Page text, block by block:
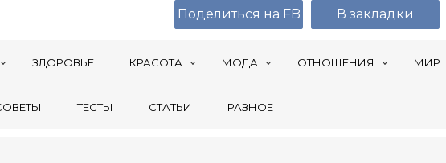
ЗДОРОВЬЕ КРАСОТА МОДА ОТНОШЕНИЯ МИР
ТЕСТЫ СТАТЬИ РАЗНОЕ
Поделиться на FB В закладки